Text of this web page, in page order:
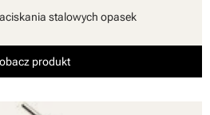
stalowych opasek
produkt